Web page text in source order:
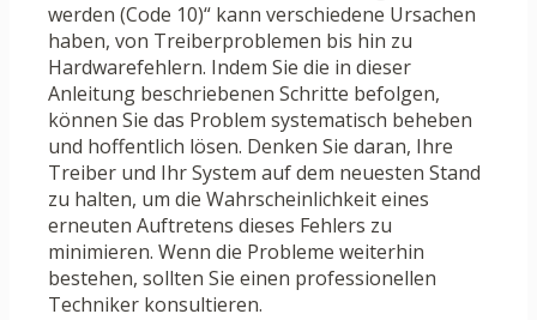
werden (Code 10)“ kann verschiedene Ursachen
haben, von Treiberproblemen bis hin zu
Hardwarefehlern. Indem Sie die in dieser
Anleitung beschriebenen Schritte befolgen,
können Sie das Problem systematisch beheben
und hoffentlich lösen. Denken Sie daran, Ihre
Treiber und Ihr System auf dem neuesten Stand
zu halten, um die Wahrscheinlichkeit eines
erneuten Auftretens dieses Fehlers zu
minimieren. Wenn die Probleme weiterhin
bestehen, sollten Sie einen professionellen
Techniker konsultieren.